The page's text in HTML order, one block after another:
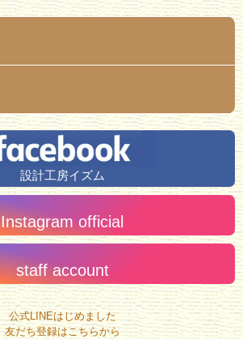
設計工房イズム
Instagram official
staff account
公式LINEはじめました
友だち登録はこちらから